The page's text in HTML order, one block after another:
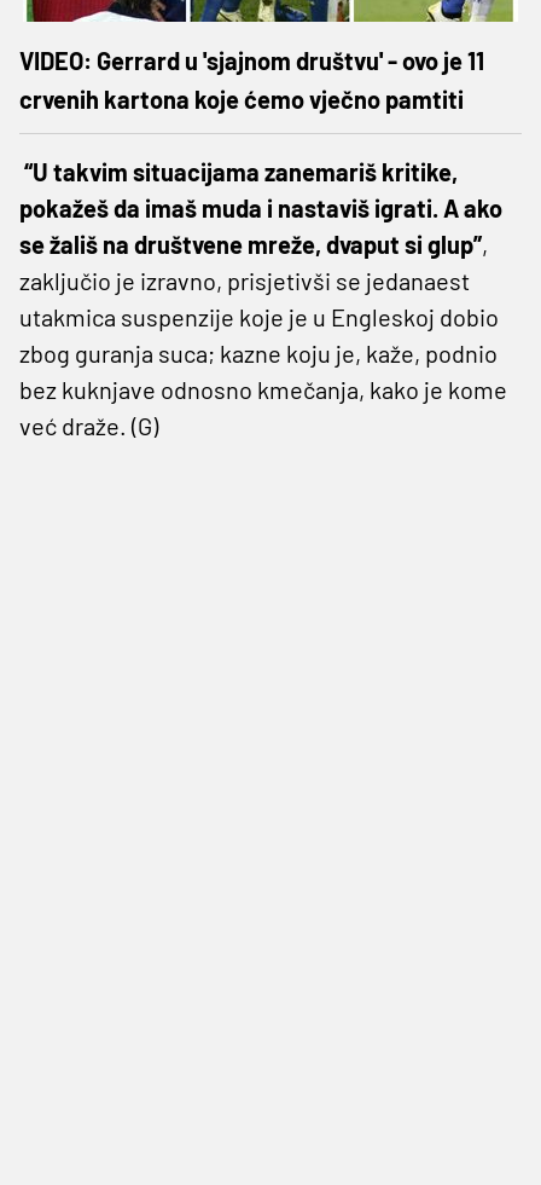
VIDEO: Gerrard u 'sjajnom društvu' - ovo je 11
crvenih kartona koje ćemo vječno pamtiti
“U takvim situacijama zanemariš kritike,
pokažeš da imaš muda i nastaviš igrati. A ako
se žališ na društvene mreže, dvaput si glup”,
zaključio je izravno, prisjetivši se jedanaest
utakmica suspenzije koje je u Engleskoj dobio
zbog guranja suca; kazne koju je, kaže, podnio
bez kuknjave odnosno kmečanja, kako je kome
već draže. (G)